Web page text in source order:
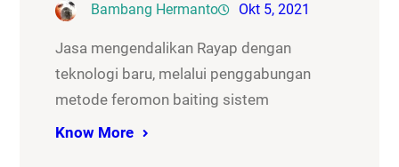
Bambang Hermanto Okt 5, 2021
Jasa mengendalikan Rayap dengan
teknologi baru, melalui penggabungan
metode feromon baiting sistem
Know More